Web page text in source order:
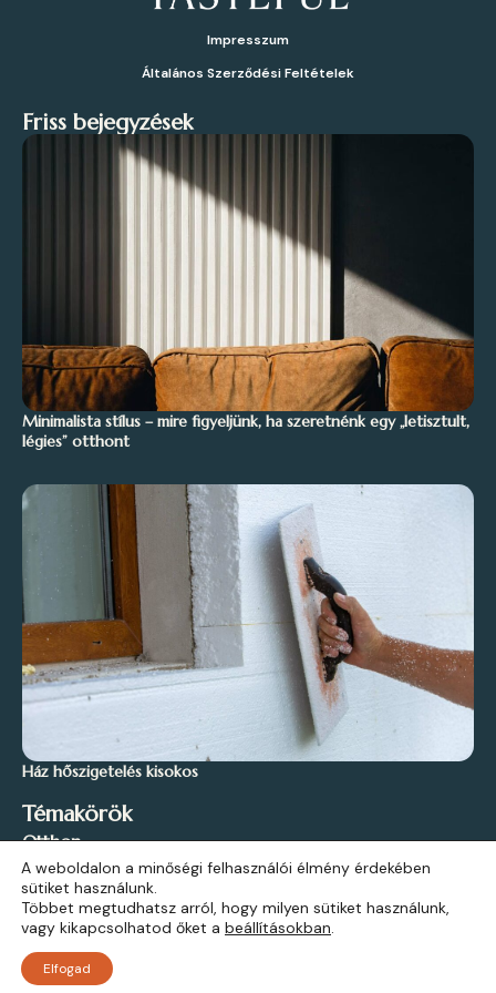
Impresszum
Általános Szerződési Feltételek
Friss bejegyzések
Minimalista stílus – mire figyeljünk, ha szeretnénk egy „letisztult,
légies” otthont
Ház hőszigetelés kisokos
Témakörök
Otthon
Stílus és Inspiráció
Kert és Szabadidő
Építkezés
A weboldalon a minőségi felhasználói élmény érdekében
sütiket használunk.
Többet megtudhatsz arról, hogy milyen sütiket használunk,
vagy kikapcsolhatod őket a beállításokban.
Elfogad